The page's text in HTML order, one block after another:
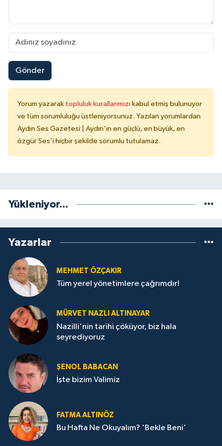
Gönder
Yorum yazarak topluluk kurallarımızı kabul etmiş bulunuyor
ve tüm sorumluluğu üstleniyorsunuz. Yazılan yorumlardan
Aydın Ses Gazetesi | Aydın'ın en güçlü, en büyük, en
özgür Ses'i hiçbir şekilde sorumlu tutulamaz.
Yükleniyor...
Yazarlar
MEHMET ÖZÇAKIR
Tüm yerel yönetimlere çağrımdır!
MÜRVET NAZLI ALTINAYAR
Nazilli'nin tarihi çöküyor, biz hala
seyrediyoruz
ŞENOL BABACAN
İşte bizim Valimiz
FATMA ALTINÖZ
Bu Hafta Ne Okuyalım? 'Bekle Beni'